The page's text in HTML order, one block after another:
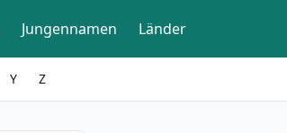
Jungennamen Länder
Y Z